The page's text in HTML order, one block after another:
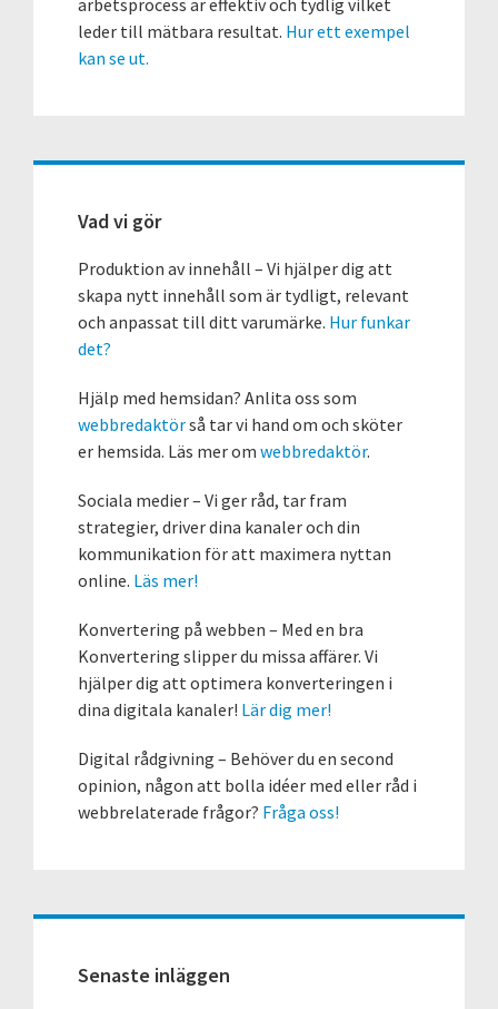
leder till mätbara resultat. Hur ett exempel
kan se ut.
Vad vi gör
Produktion av innehåll – Vi hjälper dig att
skapa nytt innehåll som är tydligt, relevant
och anpassat till ditt varumärke. Hur funkar
det?
Hjälp med hemsidan? Anlita oss som
webbredaktörså tar vi hand om och sköter
er hemsida. Läs mer om webbredaktör.
Sociala medier – Vi ger råd, tar fram
strategier, driver dina kanaler och din
kommunikation för att maximera nyttan
online. Läs mer!
Konvertering på webben – Med en bra
Konvertering slipper du missa affärer. Vi
hjälper dig att optimera konverteringen i
dina digitala kanaler! Lär dig mer!
Digital rådgivning – Behöver du en second
opinion, någon att bolla idéer med eller råd i
webbrelaterade frågor? Fråga oss!
Senaste inläggen